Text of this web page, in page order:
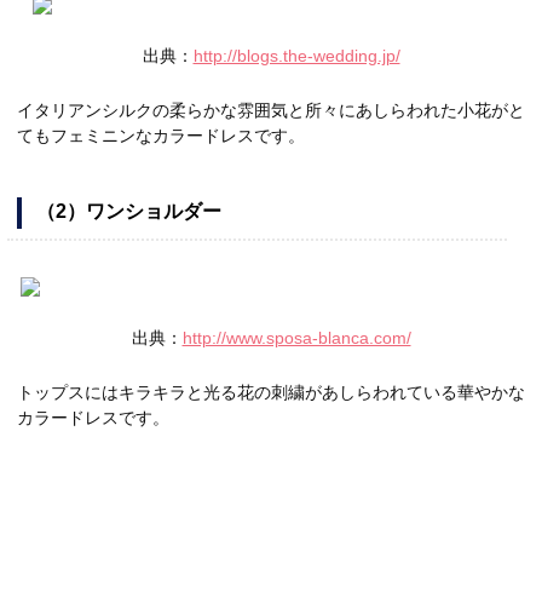
出典： http://blogs.the-wedding.jp/
イタリアンシルクの柔らかな雰囲気と所々にあしらわれた小花がと
てもフェミニンなカラードレスです。
（2）ワンショルダー
出典： http://www.sposa-blanca.com/
トップスにはキラキラと光る花の刺繍があしらわれている華やかな
カラードレスです。